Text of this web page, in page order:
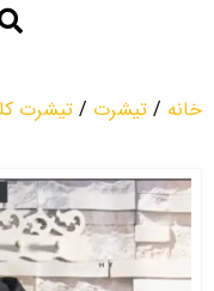
خانه / تیشرت / تیشرت